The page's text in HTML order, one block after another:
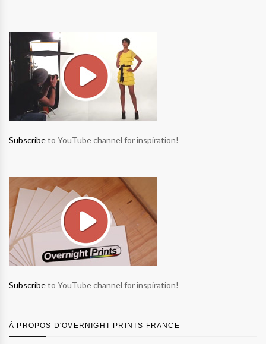
Subscribeto YouTube channel for inspiration!
Subscribeto YouTube channel for inspiration!
À PROPOS D'OVERNIGHT PRINTS FRANCE